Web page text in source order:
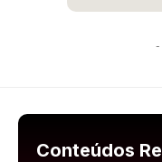
-
Conteúdos